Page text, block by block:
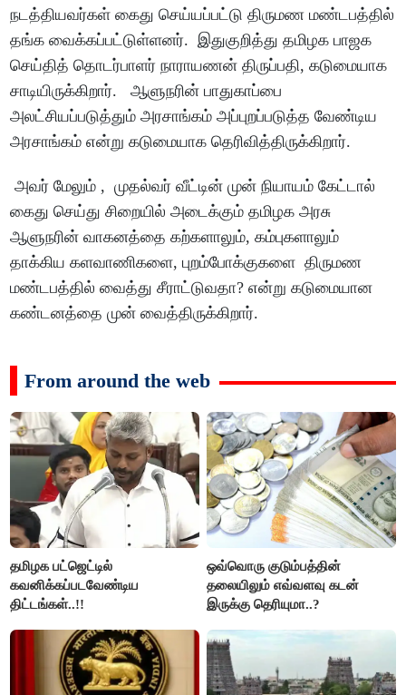
நடத்தியவர்கள் கைது செய்யப்பட்டு திருமண மண்டபத்தில்
தங்க வைக்கப்பட்டுள்ளனர். இதுகுறித்து தமிழக பாஜக
செய்தித் தொடர்பாளர் நாராயணன் திருப்பதி, கடுமையாக
சாடியிருக்கிறார். ஆளுநரின் பாதுகாப்பை
அலட்சியப்படுத்தும் அரசாங்கம் அப்புறப்படுத்த வேண்டிய
அரசாங்கம் என்று கடுமையாக தெரிவித்திருக்கிறார்.
அவர் மேலும் , முதல்வர் வீட்டின் முன் நியாயம் கேட்டால்
கைது செய்து சிறையில் அடைக்கும் தமிழக அரசு
ஆளுநரின் வாகனத்தை கற்களாலும், கம்புகளாலும்
தாக்கிய களவாணிகளை, புறம்போக்குகளை திருமண
மண்டபத்தில் வைத்து சீராட்டுவதா? என்று கடுமையான
கண்டனத்தை முன் வைத்திருக்கிறார்.
From around the web
தமிழக பட்ஜெட்டில்
கவனிக்கப்படவேண்டிய
திட்டங்கள்..!!
ஒவ்வொரு குடும்பத்தின்
தலையிலும் எவ்வளவு கடன்
இருக்கு தெரியுமா..?